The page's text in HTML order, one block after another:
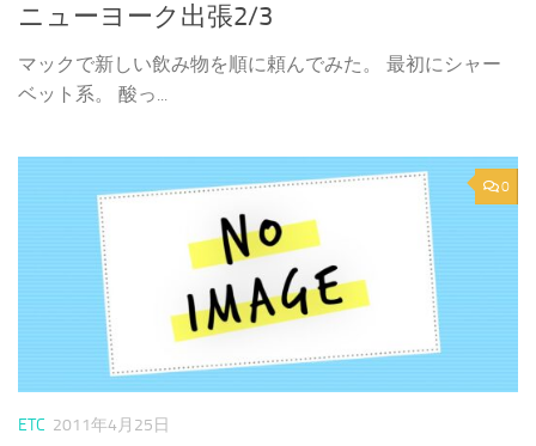
ニューヨーク出張2/3
マックで新しい飲み物を順に頼んでみた。 最初にシャー
ベット系。 酸っ...
0
ETC 2011年4月25日